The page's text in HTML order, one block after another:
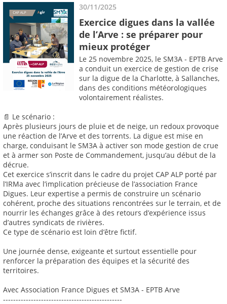
30/11/2025
Exercice digues dans la vallée
de l’Arve : se préparer pour
mieux protéger
Le 25 novembre 2025, le SM3A - EPTB Arve
a conduit un exercice de gestion de crise
sur la digue de la Charlotte, à Sallanches,
dans des conditions météorologiques
volontairement réalistes.
📄 Le scénario :
Après plusieurs jours de pluie et de neige, un redoux provoque
une réaction de l’Arve et des torrents. La digue est mise en
charge, conduisant le SM3A à activer son mode gestion de crue
et à armer son Poste de Commandement, jusqu’au début de la
décrue.
Cet exercice s’inscrit dans le cadre du projet CAP ALP porté par
l’IRMa avec l’implication précieuse de l’association France
Digues. Leur expertise a permis de construire un scénario
cohérent, proche des situations rencontrées sur le terrain, et de
nourrir les échanges grâce à des retours d’expérience issus
d’autres syndicats de rivières.
Ce type de scénario est loin d’être fictif.
Une journée dense, exigeante et surtout essentielle pour
renforcer la préparation des équipes et la sécurité des
territoires.
Avec Association France Digues et SM3A - EPTB Arve
-----------------------------------------------